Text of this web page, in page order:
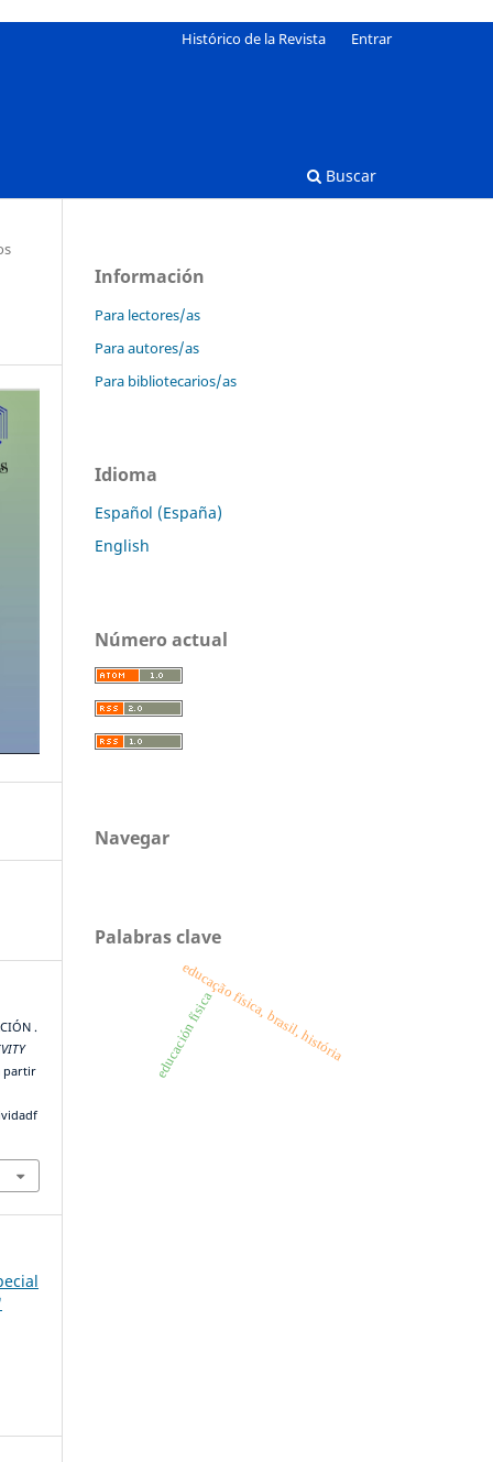
Buscar
Histórico de la Revista Entrar
.
partir
Información
Para lectores/as
Para autores/as
Para bibliotecarios/as
Idioma
Español (España)
English
Número actual
Navegar
Palabras clave
educación física
educação física, brasil, história